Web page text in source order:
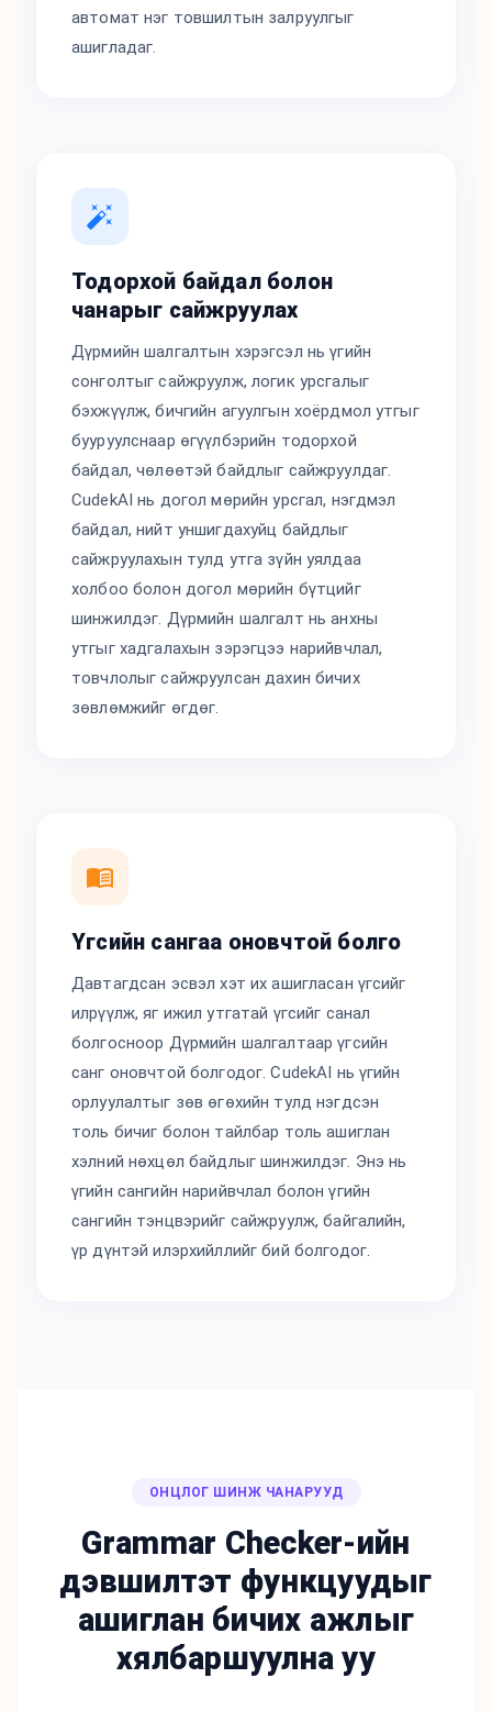
автомат нэг товшилтын залруулгыг
ашигладаг.
Тодорхой байдал болон
чанарыг сайжруулах
Дүрмийн шалгалтын хэрэгсэл нь үгийн
сонголтыг сайжруулж, логик урсгалыг
бэхжүүлж, бичгийн агуулгын хоёрдмол утгыг
бууруулснаар өгүүлбэрийн тодорхой
байдал, чөлөөтэй байдлыг сайжруулдаг.
CudekAI нь догол мөрийн урсгал, нэгдмэл
байдал, нийт уншигдахуйц байдлыг
сайжруулахын тулд утга зүйн уялдаа
холбоо болон догол мөрийн бүтцийг
шинжилдэг. Дүрмийн шалгалт нь анхны
утгыг хадгалахын зэрэгцээ нарийвчлал,
товчлолыг сайжруулсан дахин бичих
зөвлөмжийг өгдөг.
Үгсийн сангаа оновчтой болго
Давтагдсан эсвэл хэт их ашигласан үгсийг
илрүүлж, яг ижил утгатай үгсийг санал
болгосноор Дүрмийн шалгалтаар үгсийн
санг оновчтой болгодог. CudekAI нь үгийн
орлуулалтыг зөв өгөхийн тулд нэгдсэн
толь бичиг болон тайлбар толь ашиглан
хэлний нөхцөл байдлыг шинжилдэг. Энэ нь
үгийн сангийн нарийвчлал болон үгийн
сангийн тэнцвэрийг сайжруулж, байгалийн,
үр дүнтэй илэрхийллийг бий болгодог.
ОНЦЛОГ ШИНЖ ЧАНАРУУД
Grammar Checker-ийн
дэвшилтэт функцуудыг
ашиглан бичих ажлыг
хялбаршуулна уу